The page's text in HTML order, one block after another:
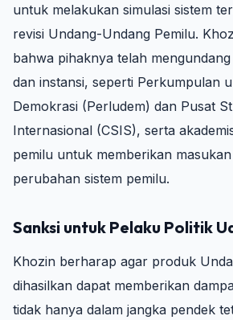
untuk melakukan simulasi sistem
revisi Undang-Undang Pemilu.
bahwa pihaknya telah
dan instansi, seperti Perkumpulan
Demokrasi (Perludem) dan Pusat
Internasional (CSIS), serta
pemilu untuk memberikan
perubahan sistem pemilu.
Sanksi untuk Pelaku Politik
Khozin berharap agar produk
dihasilkan dapat memberikan
tidak hanya dalam jangka pendek